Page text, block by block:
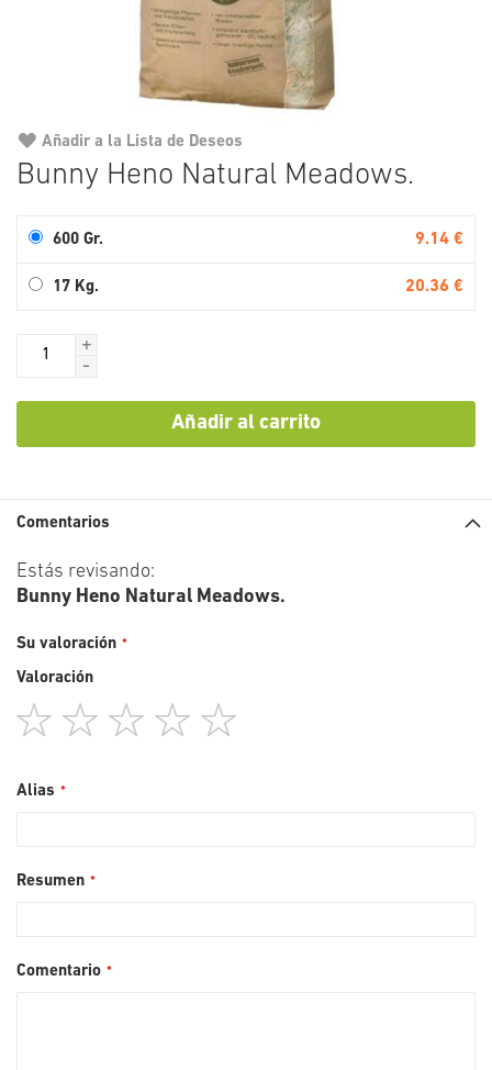
Bunny Heno Natural Meadows.
600 Gr. 9.14 €
17 Kg. 20.36 €
+
-
Añadir al carrito
Añadir a la Lista de Deseos
al
Comentarios
Estás revisando:
Bunny Heno Natural Meadows.
Su valoración
Valoración
1
star
2
stars
3
stars
4
stars
Alias
Resumen
Comentario